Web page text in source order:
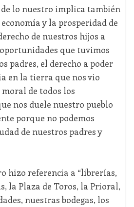
lo nuestro implica también
y la prosperidad de
de nuestros hijos a
que tuvimos
padres, el derecho a poder
en la tierra que nos vio
moral de todos los
nos duele nuestro pueblo
porque no podemos
de nuestros padres y
hizo referencia a “librerías,
la Plaza de Toros, la Prioral,
nuestras bodegas, los